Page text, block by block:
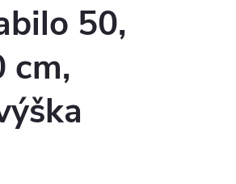
50,
cm,